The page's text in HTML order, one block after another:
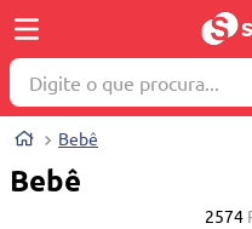
Digite o que procura...
Bebê
Bebê
2574